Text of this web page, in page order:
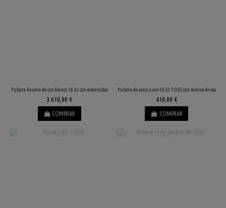
Pulsera Riviere de oro blanco 18 kt con esmeraldas
3.610,00 €
COMPRAR
Pulsera de acero y oro 18 kt TOUS con motivo de oso
410,00 €
COMPRAR